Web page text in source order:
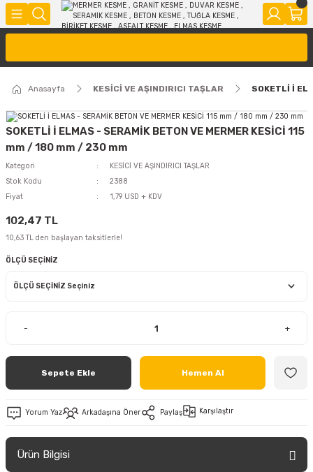
Anasayfa KESİCİ VE AŞINDIRICI TAŞLAR SOKETLİ İ
SOKETLİ İ ELMAS - SERAMİK BETON VE MERMER KESİCİ 115
mm / 180 mm / 230 mm
Kategori
KESİCİ VE AŞINDIRICI TAŞLAR
Stok Kodu
2388
Fiyat
1,79 USD + KDV
102,47 TL
10,63 TL den başlayan taksitlerle!
ÖLÇÜ SEÇİNİZ
- +
Sepete Ekle Hemen Al
Yorum Yaz Arkadaşına Öner Paylaş Karşılaştır
Ürün Bilgisi